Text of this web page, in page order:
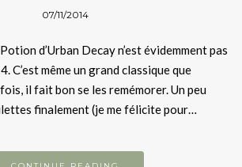
07/11/2014
d’Urban Decay n’est évidemment pas
C’est même un grand classique que
il fait bon se les remémorer. Un peu
finalement (je me félicite pour…